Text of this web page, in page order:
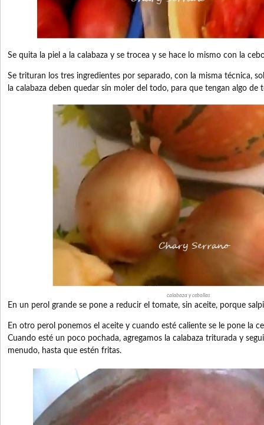
Se quita la piel a la calabaza y se trocea y se hace lo mismo con la
Se trituran los tres ingredientes por separado, con la misma técnica,
la calabaza deben quedar sin moler del todo, para que tengan algo de
calabaza y cebollas
En un perol grande se pone a reducir el tomate, sin aceite, porque
En otro perol ponemos el aceite y cuando esté caliente se le pone la
Cuando esté un poco pochada, agregamos la calabaza triturada y
menudo, hasta que estén fritas.